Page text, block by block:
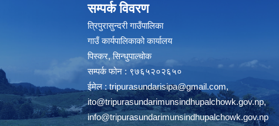
सम्पर्क विवरण
त्रिपुरासुन्दरी गाउँपालिका
गाउँ कार्यपालिकाको कार्यालय
पिस्कर, सिन्धुपाल्चोक
सम्पर्क फोन : ९७६५२०२६५०
ईमेल : tripurasundarisipa@gmail.com,
ito@tripurasundarimunsindhupalchowk.gov.np,
info@tripurasundarimunsindhupalchowk.gov.np